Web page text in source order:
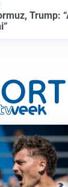
Trump: